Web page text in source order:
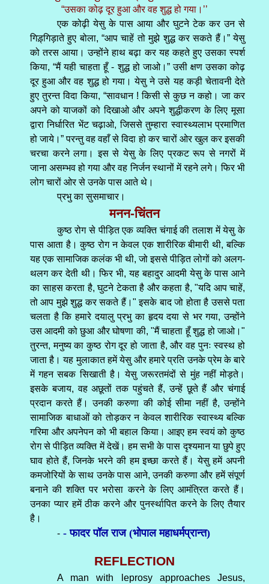
“उसका कोढ़ दूर हुआ और वह शुद्ध हो गया।’’
एक कोढ़ी येसु के पास आया और घुटने टेक कर उन से
गिड़्गिड़ाते हुए बोला, “आप चाहें तो मुझे शुद्ध कर सकते हैं।” येसु
को तरस आया। उन्होंने हाथ बढ़ा कर यह कहते हुए उसका स्पर्श
किया, “मैं यही चाहता हूँ - शुद्ध हो जाओ।” उसी क्षण उसका कोढ़
दूर हुआ और वह शुद्ध हो गया। येसु ने उसे यह कड़ी चेतावनी देते
हुए तुरन्त विदा किया, “सावधान ! किसी से कुछ न कहो। जा कर
अपने को याजकों को दिखाओ और अपने शुद्धीकरण के लिए मूसा
द्वारा निर्धारित भेंट चढ़ाओ, जिससे तुम्हारा स्वास्थ्यलाभ प्रमाणित
हो जाये।” परन्तु वह वहाँ से विदा हो कर चारों ओर खुल कर इसकी
चरचा करने लगा। इस से येसु के लिए प्रकट रूप से नगरों में
जाना असम्भव हो गया और वह निर्जन स्थानों में रहने लगे। फिर भी
लोग चारों ओर से उनके पास आते थे।
प्रभु का सुसमाचार।
मनन-चिंतन
कुष्ठ रोग से पीड़ित एक व्यक्ति चंगाई की तलाश में येसु के
पास आता है। कुष्ठ रोग न केवल एक शारीरिक बीमारी थी, बल्कि
यह एक सामाजिक कलंक भी थी, जो इससे पीड़ित लोगों को अलग-
थलग कर देती थी। फिर भी, यह बहादुर आदमी येसु के पास आने
का साहस करता है, घुटने टेकता है और कहता है, "यदि आप चाहें,
तो आप मुझे शुद्ध कर सकते हैं।" इसके बाद जो होता है उससे पता
चलता है कि हमारे दयालु प्रभु का हृदय दया से भर गया, उन्होंने
उस आदमी को छुआ और घोषणा की, "मैं चाहता हूँ शुद्ध हो जाओ।"
तुरन्त, मनुष्य का कुष्ठ रोग दूर हो जाता है, और वह पुनः स्वस्थ हो
जाता है। यह मुलाकात हमें येसु और हमारे प्रति उनके प्रेम के बारे
में गहन सबक सिखाती है। येसु जरूरतमंदों से मुंह नहीं मोड़ते।
इसके बजाय, वह अछूतों तक पहुंचते हैं, उन्हें छूते हैं और चंगाई
प्रदान करते हैं। उनकी करुणा की कोई सीमा नहीं है, उन्होंने
सामाजिक बाधाओं को तोड़कर न केवल शारीरिक स्वास्थ्य बल्कि
गरिमा और अपनेपन को भी बहाल किया। आइए हम स्वयं को कुष्ठ
रोग से पीड़ित व्यक्ति में देखें। हम सभी के पास दृश्यमान या छुपे हुए
घाव होते हैं, जिनके भरने की हम इच्छा करते हैं। येसु हमें अपनी
कमजोरियों के साथ उनके पास आने, उनकी करुणा और हमें संपूर्ण
बनाने की शक्ति पर भरोसा करने के लिए आमंत्रित करते हैं।
उनका प्यार हमें ठीक करने और पुनर्स्थापित करने के लिए तैयार
है।
-- फादर पॉल राज (भोपाल महाधर्मप्रान्त)
REFLECTION
A man with leprosy approaches Jesus,